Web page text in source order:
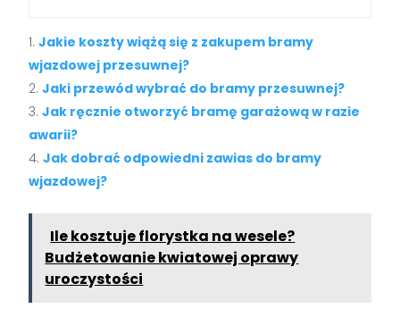
Jakie koszty wiążą się z zakupem bramy
wjazdowej przesuwnej?
Jaki przewód wybrać do bramy przesuwnej?
Jak ręcznie otworzyć bramę garażową w razie
awarii?
Jak dobrać odpowiedni zawias do bramy
wjazdowej?
Ile kosztuje florystka na wesele?
Budżetowanie kwiatowej oprawy
uroczystości